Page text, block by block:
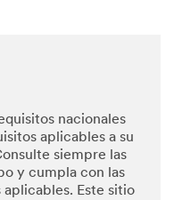
nacionales
aplicables a su
siempre las
y cumpla con las
aplicables. Este sitio